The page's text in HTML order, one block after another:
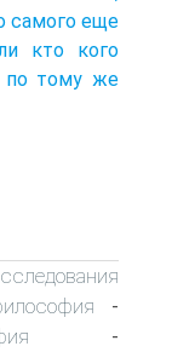
самого еще
кто кого
по тому же
-
-